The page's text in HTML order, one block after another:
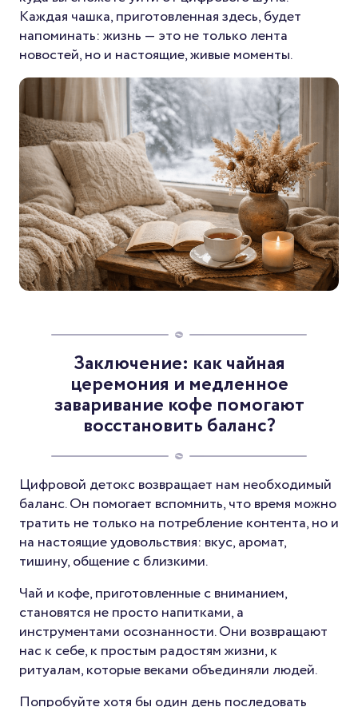
Каждая чашка, приготовленная здесь, будет
напоминать: жизнь — это не только лента
новостей, но и настоящие, живые моменты.
Заключение: как чайная
церемония и медленное
заваривание кофе помогают
восстановить баланс?
Цифровой детокс возвращает нам необходимый
баланс. Он помогает вспомнить, что время можно
тратить не только на потребление контента, но и
на настоящие удовольствия: вкус, аромат,
тишину, общение с близкими.
Чай и кофе, приготовленные с вниманием,
становятся не просто напитками, а
инструментами осознанности. Они возвращают
нас к себе, к простым радостям жизни, к
ритуалам, которые веками объединяли людей.
Попробуйте хотя бы один день последовать